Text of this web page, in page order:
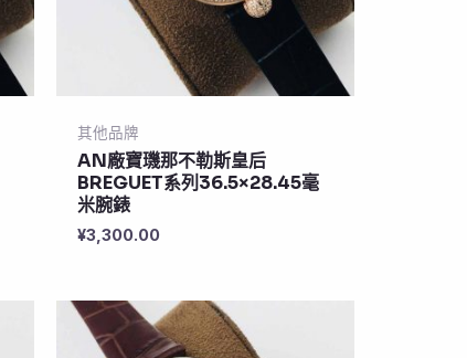
其他品牌
AN廠寶璣那不勒斯皇后
BREGUET系列36.5×28.45毫
米腕錶
¥3,300.00